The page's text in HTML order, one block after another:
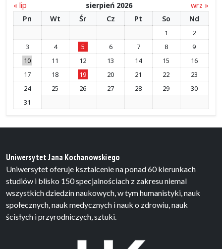
« lip sierpień 2026
wrz »
Pn
Wt Śr Cz Pt So Nd
1
2
3
4 5 6 7 8
9
10
11 12 13 14 15
16
17
18 19 20 21 22
23
24
25 26 27 28 29
30
31
Uniwersytet Jana Kochanowskiego
Uniwersytet oferuje ksztalcenie na ponad 60 kierunkach
studiów i blisko 150 specjalnościach z zakresu niemal
wszystkich dziedzin naukowych, w tym humanistyki, nauk
społecznych, nauk medycznych i nauk o zdrowiu, nauk
ścisłych i przyrodniczych, sztuki.